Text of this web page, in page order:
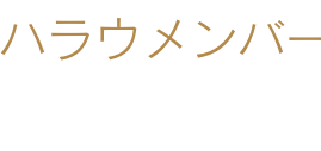
ハラウメンバ